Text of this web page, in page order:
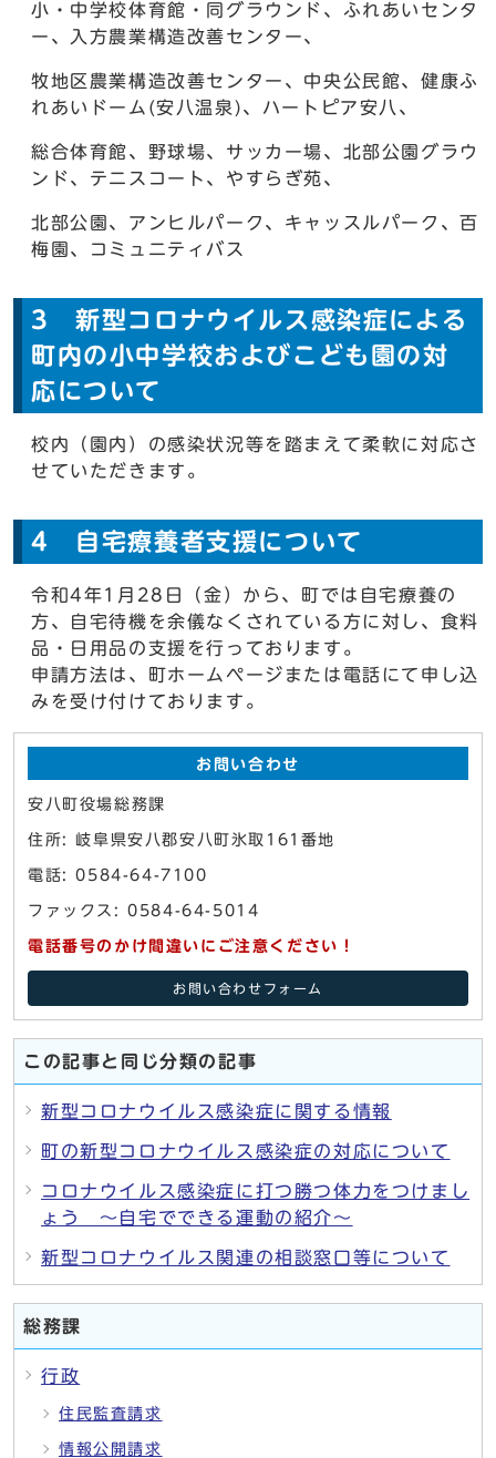
小・中学校体育館・同グラウンド、ふれあいセンタ
ー、入方農業構造改善センター、
牧地区農業構造改善センター、中央公民館、健康ふ
れあいドーム(安八温泉)、ハートピア安八、
総合体育館、野球場、サッカー場、北部公園グラウ
ンド、テニスコート、やすらぎ苑、
北部公園、アンヒルパーク、キャッスルパーク、百
梅園、コミュニティバス
3 新型コロナウイルス感染症による
町内の小中学校およびこども園の対
応について
校内（園内）の感染状況等を踏まえて柔軟に対応さ
せていただきます。
4 自宅療養者支援について
令和4年1月28日（金）から、町では自宅療養の
方、自宅待機を余儀なくされている方に対し、食料
品・日用品の支援を行っております。
申請方法は、町ホームページまたは電話にて申し込
みを受け付けております。
お問い合わせ
安八町役場総務課
住所: 岐阜県安八郡安八町氷取161番地
電話: 0584-64-7100
ファックス: 0584-64-5014
電話番号のかけ間違いにご注意ください！
お問い合わせフォーム
この記事と同じ分類の記事
新型コロナウイルス感染症に関する情報
町の新型コロナウイルス感染症の対応について
コロナウイルス感染症に打つ勝つ体力をつけまし
ょう ～自宅でできる運動の紹介～
新型コロナウイルス関連の相談窓口等について
総務課
行政
住民監査請求
情報公開請求